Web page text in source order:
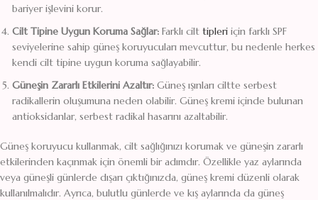
bariyer işlevini korur.
Cilt Tipine Uygun Koruma Sağlar: Farklı cilt tipleri için farklı SPF
seviyelerine sahip güneş koruyucuları mevcuttur, bu nedenle herkes
kendi cilt tipine uygun koruma sağlayabilir.
Güneşin Zararlı Etkilerini Azaltır: Güneş ışınları ciltte serbest
radikallerin oluşumuna neden olabilir. Güneş kremi içinde bulunan
antioksidanlar, serbest radikal hasarını azaltabilir.
Güneş koruyucu kullanmak, cilt sağlığınızı korumak ve güneşin zararlı
etkilerinden kaçınmak için önemli bir adımdır. Özellikle yaz aylarında
veya güneşli günlerde dışarı çıktığınızda, güneş kremi düzenli olarak
kullanılmalıdır. Ayrıca, bulutlu günlerde ve kış aylarında da güneş